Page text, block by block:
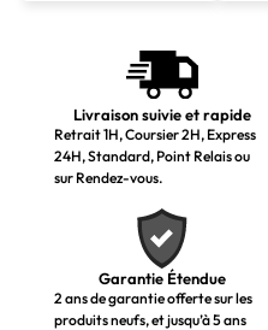
Livraison suivie et rapide
Retrait 1H, Coursier 2H, Express
24H, Standard, Point Relais ou
sur Rendez-vous.
Garantie Étendue
2 ans de garantie offerte sur les
produits neufs, et jusqu’à 5 ans